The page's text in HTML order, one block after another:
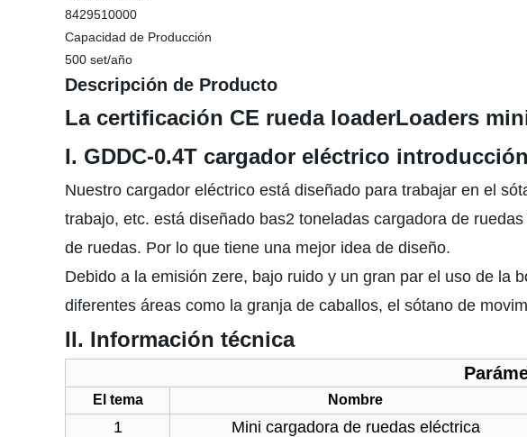
8429510000
Capacidad de Producción
500 set/año
Descripción de Producto
La certificación CE rueda loaderLoaders
I. GDDC-0.4T cargador eléctrico introducción
Nuestro cargador eléctrico está diseñado para trabajar en el
trabajo, etc. está diseñado bas2 toneladas cargadora de
de ruedas. Por lo que tiene una mejor idea de diseño.
Debido a la emisión zere, bajo ruido y un gran par el uso de la
diferentes áreas como la granja de caballos, el sótano de
II. Información técnica
El tema Nombre
1 Mini cargadora de ruedas eléctrica